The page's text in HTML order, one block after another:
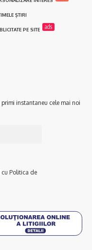
ȘTIRI
PE SITE ads
instantaneu cele mai noi
Politica de